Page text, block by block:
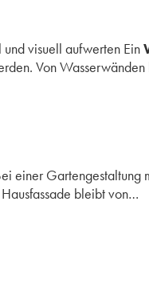
visuell aufwerten Ein
Von Wasserwänden
einer Gartengestaltung
bleibt von…